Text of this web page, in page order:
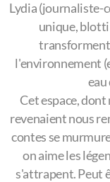
Lydia (journaliste-
unique, blotti
transforment
l'environnement
Cet espace,
revenaient nous
contes se
on aime les
s'attrapent. Peut